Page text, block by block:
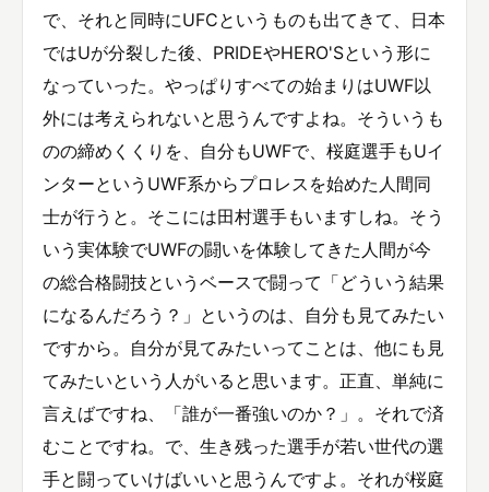
で、それと同時にUFCというものも出てきて、日本
ではUが分裂した後、PRIDEやHERO'Sという形に
なっていった。やっぱりすべての始まりはUWF以
外には考えられないと思うんですよね。そういうも
のの締めくくりを、自分もUWFで、桜庭選手もUイ
ンターというUWF系からプロレスを始めた人間同
士が行うと。そこには田村選手もいますしね。そう
いう実体験でUWFの闘いを体験してきた人間が今
の総合格闘技というベースで闘って「どういう結果
になるんだろう？」というのは、自分も見てみたい
ですから。自分が見てみたいってことは、他にも見
てみたいという人がいると思います。正直、単純に
言えばですね、「誰が一番強いのか？」。それで済
むことですね。で、生き残った選手が若い世代の選
手と闘っていけばいいと思うんですよ。それが桜庭